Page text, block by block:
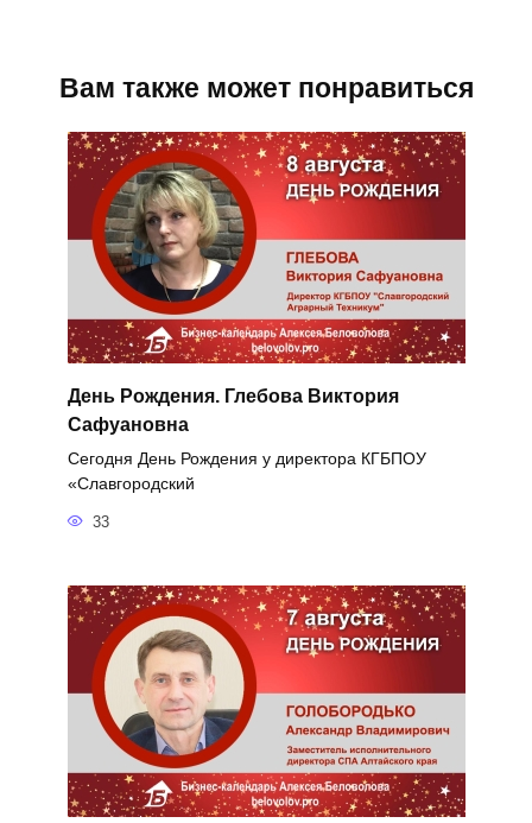
Вам также может понравиться
День Рождения. Глебова Виктория
Сафуановна
Сегодня День Рождения у директора КГБПОУ
«Славгородский
33